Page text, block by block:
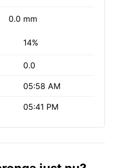
0.0 mm
14%
0.0
05:58 AM
05:41 PM